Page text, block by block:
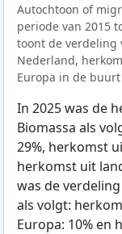
Autochtoon of
periode van 2015
toont de verdeling
Nederland,
Europa in de
In 2025 was de
Biomassa als
29%, herkomst
herkomst uit
was de
als volgt:
Europa: 10% en